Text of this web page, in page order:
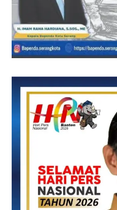
“Ingat, roh dan marwah
dijunjung tinggi, jangan
pada lingkaran internal
urusan pragmatis, “sikat
menampilkan gaya hidup
pada perilaku yang
keuntungan dari jabatan
yang mengarah pada
Pada kesempatan ini,
baru, dibawah
MH dapat memberikan
kebijakan terhadap